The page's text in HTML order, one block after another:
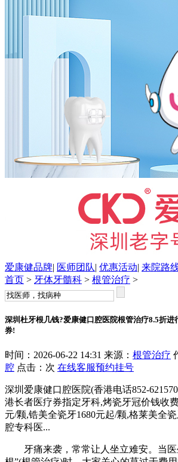
爱康健品牌| 医师团队| 优惠活动| 来院路
首页 > 牙体牙髓科 > 根管治疗 >
深圳杜牙根几钱?爱康健口腔医院根管治疗8.5折进
券!
时间：2026-06-22 14:31 来源： 根管治疗
腔 点击： 次 在线客服预约挂号
深圳爱康健口腔医院(香港电话852-
港长者医疗券指定牙科,烤瓷牙冠价钱收
元/颗,锆美全瓷牙1680元起/颗,格莱美全
腔专科医...
牙痛来袭，常常让人坐立难安。当医